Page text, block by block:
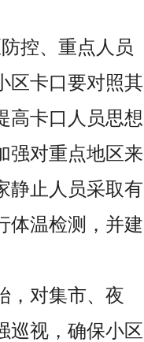
控、重点人员
区卡口要对照其
高卡口人员思想
强对重点地区来
静止人员采取有
体温检测，并建
，对集市、夜
巡视，确保小区